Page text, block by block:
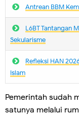
Antrean BBM
L6BT Tantangan
Sekularisme
Refleksi HAN
Islam
Pemerintah sudah
satunya melalui